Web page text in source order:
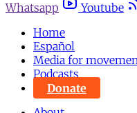
Whatsapp
Youtube
Home
Español
Media for
Podcasts
Donate